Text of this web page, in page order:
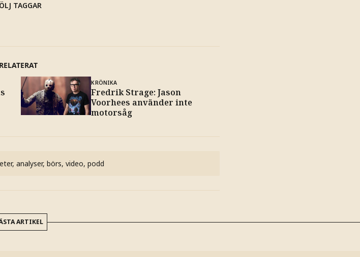
TAGGAR
RELATERAT
KRÖNIKA
Fredrik Strage: Jason
Voorhees använder inte
motorsåg
analyser, börs, video, podd
ARTIKEL